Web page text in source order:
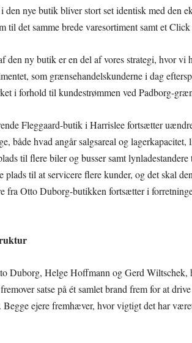
i den nye butik bliver stort set identisk med den
til det samme brede varesortiment samt et
den ny butik er en del af vores strategi, hvor vi
som grænsehandelskunderne i dag
i forhold til kundestrømmen ved Padborg-
Fleggaard-butik i Harrislee fortsætter
både hvad angår salgsareal og
til flere biler og busser samt
plads til at servicere flere kunder, og det skal
fra Otto Duborg-butikken fortsætter i
Duborg, Helge Hoffmann og Gerd Wiltschek,
satse på ét samlet brand frem for at
Begge ejere fremhæver, hvor vigtigt det har